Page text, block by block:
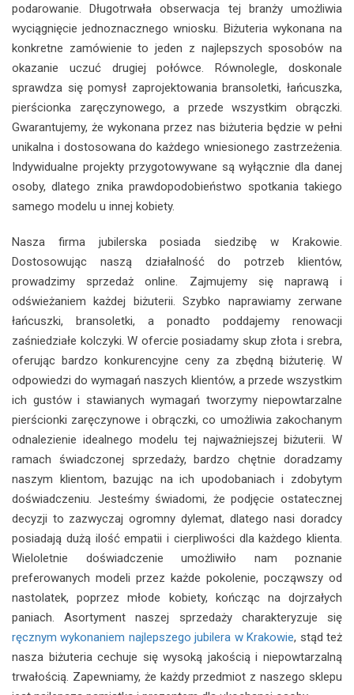
podarowanie. Długotrwała obserwacja tej branży umożliwia
wyciągnięcie jednoznacznego wniosku. Biżuteria wykonana na
konkretne zamówienie to jeden z najlepszych sposobów na
okazanie uczuć drugiej połówce. Równolegle, doskonale
sprawdza się pomysł zaprojektowania bransoletki, łańcuszka,
pierścionka zaręczynowego, a przede wszystkim obrączki.
Gwarantujemy, że wykonana przez nas biżuteria będzie w pełni
unikalna i dostosowana do każdego wniesionego zastrzeżenia.
Indywidualne projekty przygotowywane są wyłącznie dla danej
osoby, dlatego znika prawdopodobieństwo spotkania takiego
samego modelu u innej kobiety.
Nasza firma jubilerska posiada siedzibę w Krakowie.
Dostosowując naszą działalność do potrzeb klientów,
prowadzimy sprzedaż online. Zajmujemy się naprawą i
odświeżaniem każdej biżuterii. Szybko naprawiamy zerwane
łańcuszki, bransoletki, a ponadto poddajemy renowacji
zaśniedziałe kolczyki. W ofercie posiadamy skup złota i srebra,
oferując bardzo konkurencyjne ceny za zbędną biżuterię. W
odpowiedzi do wymagań naszych klientów, a przede wszystkim
ich gustów i stawianych wymagań tworzymy niepowtarzalne
pierścionki zaręczynowe i obrączki, co umożliwia zakochanym
odnalezienie idealnego modelu tej najważniejszej biżuterii. W
ramach świadczonej sprzedaży, bardzo chętnie doradzamy
naszym klientom, bazując na ich upodobaniach i zdobytym
doświadczeniu. Jesteśmy świadomi, że podjęcie ostatecznej
decyzji to zazwyczaj ogromny dylemat, dlatego nasi doradcy
posiadają dużą ilość empatii i cierpliwości dla każdego klienta.
Wieloletnie doświadczenie umożliwiło nam poznanie
preferowanych modeli przez każde pokolenie, począwszy od
nastolatek, poprzez młode kobiety, kończąc na dojrzałych
paniach. Asortyment naszej sprzedaży charakteryzuje się
ręcznym wykonaniem najlepszego jubilera w Krakowie, stąd też
nasza biżuteria cechuje się wysoką jakością i niepowtarzalną
trwałością. Zapewniamy, że każdy przedmiot z naszego sklepu